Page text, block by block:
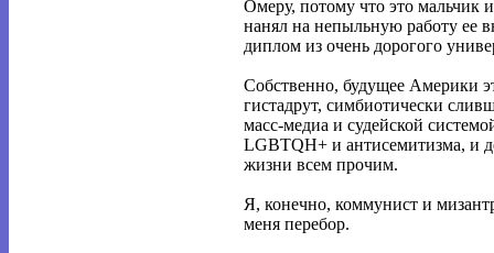
Омеру, потому что это мальчик
нанял на непыльную работу ее
диплом из очень дорогого
Собственно, будущее Америки
гистадрут, симбиотически
масс-медиа и судейской
LGBTQH+ и антисемитизма, и
жизни всем прочим.
Я, конечно, коммунист и
меня перебор.